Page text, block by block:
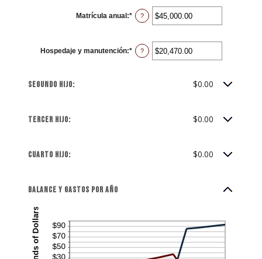
0
and
Matrícula anual:* Enter
an
$0.00
and
$100,000.00
?
Hospedaje y manutención:* Enter
an
?
Segundo hijo: $0.00
Tercer hijo: $0.00
Cuarto hijo: $0.00
Balance y gastos por año